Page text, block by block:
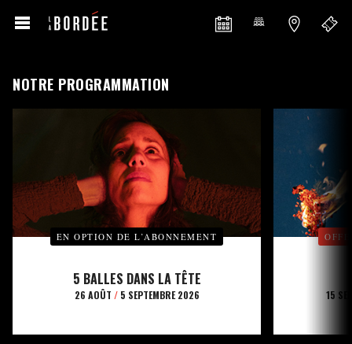
NOTRE PROGRAMMATION
EN OPTION DE L’ABONNEMENT
5 BALLES DANS LA TÊTE
26 AOÛT /5 SEPTEMBRE 2026 15